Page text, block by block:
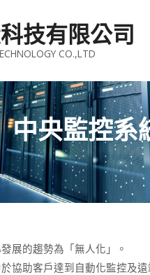
技有限公司
CO.,LTD
中央監控系
展的趨勢為「無人化」。
協助客戶達到自動化監控及遠